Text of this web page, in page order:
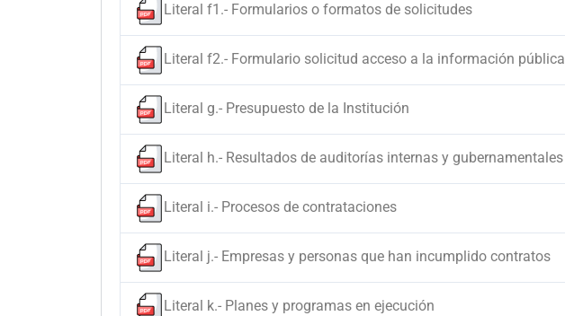
Literal f1.- Formularios o formatos de solicitudes
Literal f2.- Formulario solicitud acceso a la información pública
Literal g.- Presupuesto de la Institución
Literal h.- Resultados de auditorías internas y gubernamentales
Literal i.- Procesos de contrataciones
Literal j.- Empresas y personas que han incumplido contratos
Literal k.- Planes y programas en ejecución